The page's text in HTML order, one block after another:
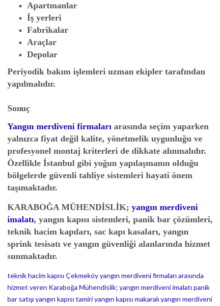
Apartmanlar
İş yerleri
Fabrikalar
Araçlar
Depolar
Periyodik bakım işlemleri uzman ekipler tarafından
yapılmalıdır.
Sonuç
Yangın merdiveni firmaları arasında seçim yaparken
yalnızca fiyat değil kalite, yönetmelik uygunluğu ve
profesyonel montaj kriterleri de dikkate alınmalıdır.
Özellikle İstanbul gibi yoğun yapılaşmanın olduğu
bölgelerde güvenli tahliye sistemleri hayati önem
taşımaktadır.
KARABOĞA MÜHENDİSLİK; yangın merdiveni
imalatı, yangın kapısı sistemleri, panik bar çözümleri,
teknik hacim kapıları, sac kapı kasaları, yangın
sprink tesisatı ve yangın güvenliği alanlarında hizmet
sunmaktadır.
teknik hacim kapısı Çekmeköy yangın merdiveni firmaları arasında
hizmet veren Karaboğa Mühendislik; yangın merdiveni imalatı panik
bar satışı yangın kapısı tamiriyangın kapısı makaralı yangın merdiveni